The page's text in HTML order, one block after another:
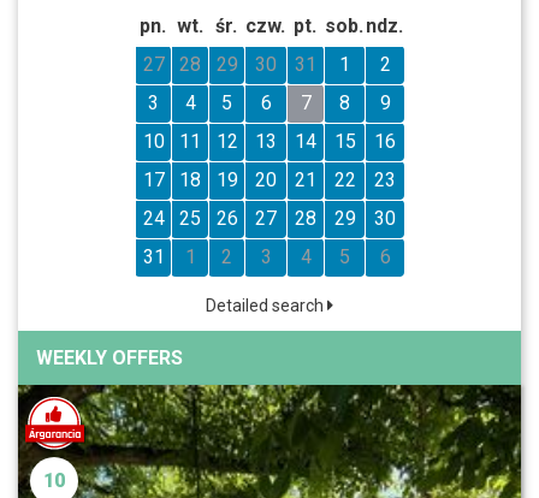
pn. wt. śr. czw. pt. sob. ndz.
27
28 29 30 31 1
2
3
4 5 6 7 8
9
10
11 12 13 14 15
16
17
18 19 20 21 22
23
24
25 26 27 28 29
30
31
1 2 3 4 5 6
Detailed search
WEEKLY OFFERS
10